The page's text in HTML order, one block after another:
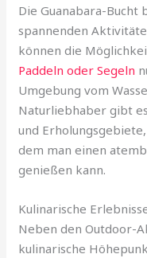
Die Guanabara-Bucht
spannenden
können die
Paddeln oder Segeln
Umgebung vom
Naturliebhaber gibt
und
dem man einen
genießen kann.
Kulinarische
Neben den Outdoor-
kulinarische